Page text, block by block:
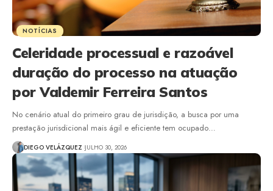
NOTÍCIAS
Celeridade processual e razoável
duração do processo na atuação
por Valdemir Ferreira Santos
No cenário atual do primeiro grau de jurisdição, a busca por uma
prestação jurisdicional mais ágil e eficiente tem ocupado…
DIEGO VELÁZQUEZ JULHO 30, 2026